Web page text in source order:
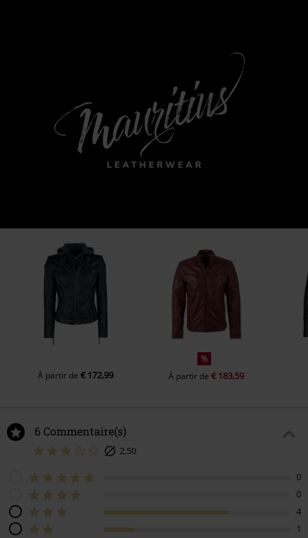
À partir de € 172,99
%
À partir de € 183,59
6 Commentaire(s)
2,50
0
0
4
1